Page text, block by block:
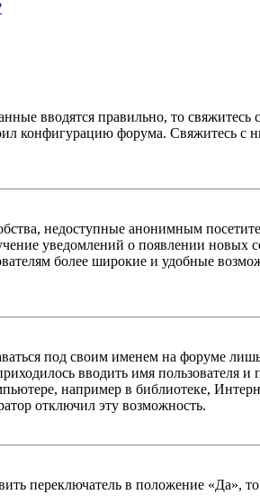
вводятся правильно, то свяжитесь
конфигурацию форума. Свяжитесь с
недоступные анонимным
уведомлений о появлении новых
более широкие и удобные
под своим именем на форуме
вводить имя пользователя и
например в библиотеке,
отключил эту возможность.
переключатель в положение «Да»,